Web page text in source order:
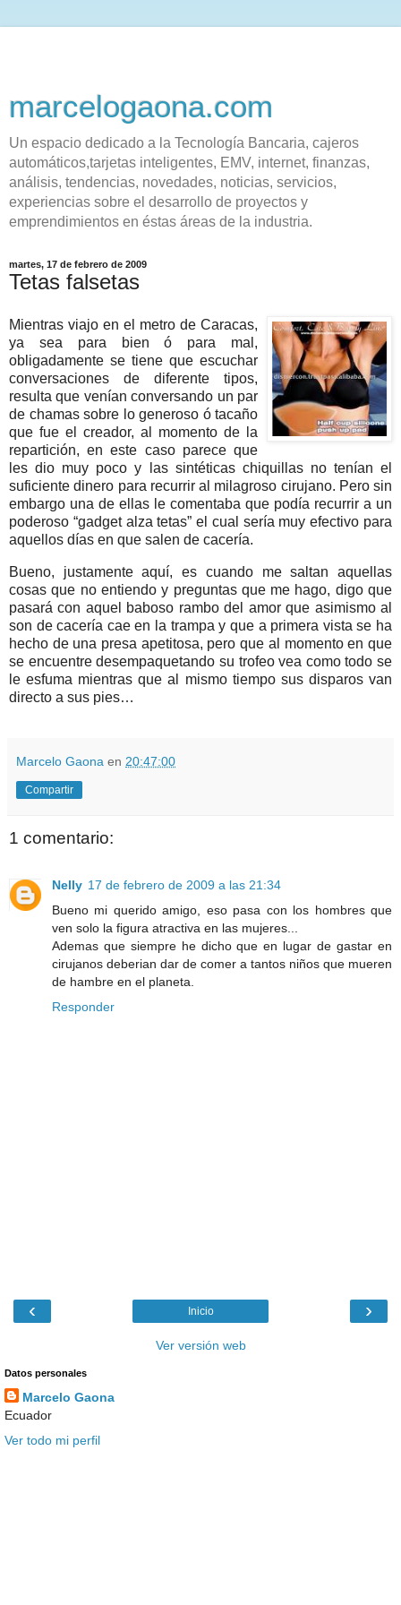
marcelogaona.com
Un espacio dedicado a la Tecnología Bancaria, cajeros
automáticos,tarjetas inteligentes, EMV, internet, finanzas,
análisis, tendencias, novedades, noticias, servicios,
experiencias sobre el desarrollo de proyectos y
emprendimientos en éstas áreas de la industria.
martes, 17 de febrero de 2009
Tetas falsetas
Mientras viajo en el metro de Caracas,
ya sea para bien ó para mal,
obligadamente se tiene que escuchar
conversaciones de diferente tipos,
resulta que venían conversando un par
de chamas sobre lo generoso ó tacaño
que fue el creador, al momento de la
repartición, en este caso parece que
les dio muy poco y las sintéticas chiquillas no tenían el
suficiente dinero para recurrir al milagroso cirujano. Pero sin
embargo una de ellas le comentaba que podía recurrir a un
poderoso “gadget alza tetas” el cual sería muy efectivo para
aquellos días en que salen de cacería.
Bueno, justamente aquí, es cuando me saltan aquellas
cosas que no entiendo y preguntas que me hago, digo que
pasará con aquel baboso rambo del amor que asimismo al
son de cacería cae en la trampa y que a primera vista se ha
hecho de una presa apetitosa, pero que al momento en que
se encuentre desempaquetando su trofeo vea como todo se
le esfuma mientras que al mismo tiempo sus disparos van
directo a sus pies…
Marcelo Gaona en 20:47:00
Compartir
1 comentario:
Nelly 17 de febrero de 2009 a las 21:34
Bueno mi querido amigo, eso pasa con los hombres que
ven solo la figura atractiva en las mujeres...
Ademas que siempre he dicho que en lugar de gastar en
cirujanos deberian dar de comer a tantos niños que mueren
de hambre en el planeta.
Responder
‹ ›
Inicio
Ver versión web
Datos personales
Marcelo Gaona
Ecuador
Ver todo mi perfil